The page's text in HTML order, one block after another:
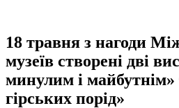
18 травня з нагоди
музеїв створені дві
минулим і майбутнім»
гірських порід»